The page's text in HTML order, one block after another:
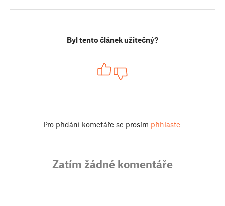
Byl tento článek užitečný?
Pro přidání kometáře se prosím přihlaste
Zatím žádné komentáře